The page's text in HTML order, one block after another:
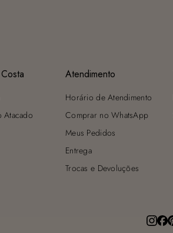
Atacado
Atendimento
Horário de Atendimento
Comprar no WhatsApp
Meus Pedidos
Entrega
Trocas e Devoluções